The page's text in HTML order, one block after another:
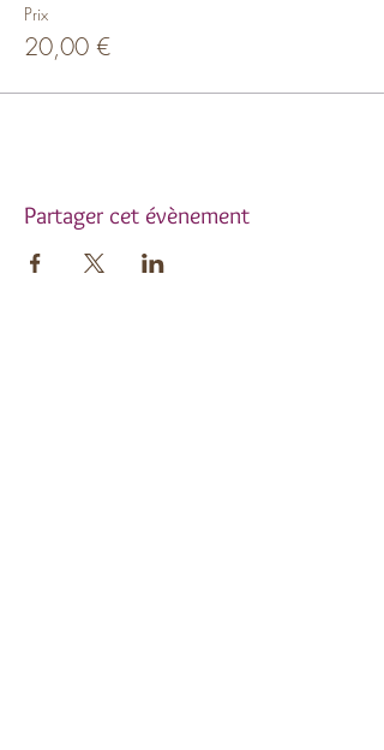
Prix
20,00 €
Partager cet évènement